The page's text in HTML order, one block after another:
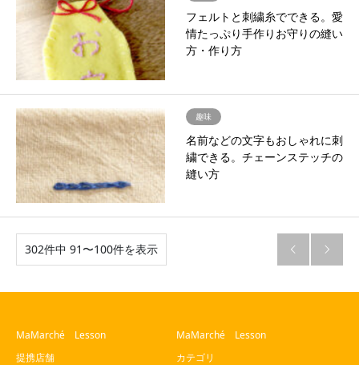
フェルトと刺繍糸でできる。愛
情たっぷり手作りお守りの縫い
方・作り方
趣味
名前などの文字もおしゃれに刺
繍できる。チェーンステッチの
縫い方
302件中 91〜100件を表示  
MaMarché Lesson
提携店舗
MaMarché Lesson
カテゴリ